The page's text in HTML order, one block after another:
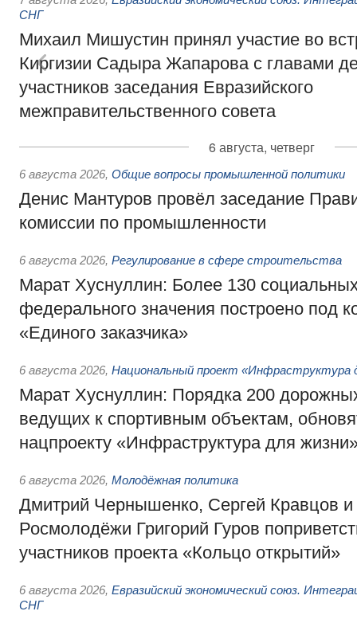
СНГ
Михаил Мишустин принял участие во
Киргизии Садыра Жапарова с главами
участников заседания Евразийского
межправительственного совета
6 августа, четверг
6 августа 2026, Общие вопросы промышленной политики
Денис Мантуров провёл заседание
комиссии по промышленности
6 августа 2026, Регулирование в сфере строительства
Марат Хуснуллин: Более 130
федерального значения построено под
«Единого заказчика»
6 августа 2026, Национальный проект «Инфраструктура
Марат Хуснуллин: Порядка 200
ведущих к спортивным объектам,
нацпроекту «Инфраструктура для
6 августа 2026, Молодёжная политика
Дмитрий Чернышенко, Сергей Кравцов и
Росмолодёжи Григорий Гуров
участников проекта «Кольцо открытий»
6 августа 2026, Евразийский экономический союз.
СНГ